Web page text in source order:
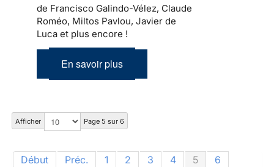
de Francisco Galindo-Vélez, Claude
Roméo, Miltos Pavlou, Javier de
Luca et plus encore !
En savoir plus
Afficher Page 5 sur 6
Début Préc. 1 2 3 4 5
6